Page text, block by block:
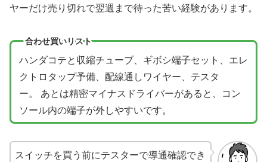
ヤーだけ売り切れで翌週まで待った苦い経験があります。
合わせ買いリスト
ハンダコテと収縮チューブ、ギボシ端子セット、エレ
クトロタップ予備、配線通しワイヤー、テスタ
ー。 あとは精密マイナスドライバーがあると、コン
ソール内の端子が外しやすいです。
スイッチを買う前にテスターで導通確認でき